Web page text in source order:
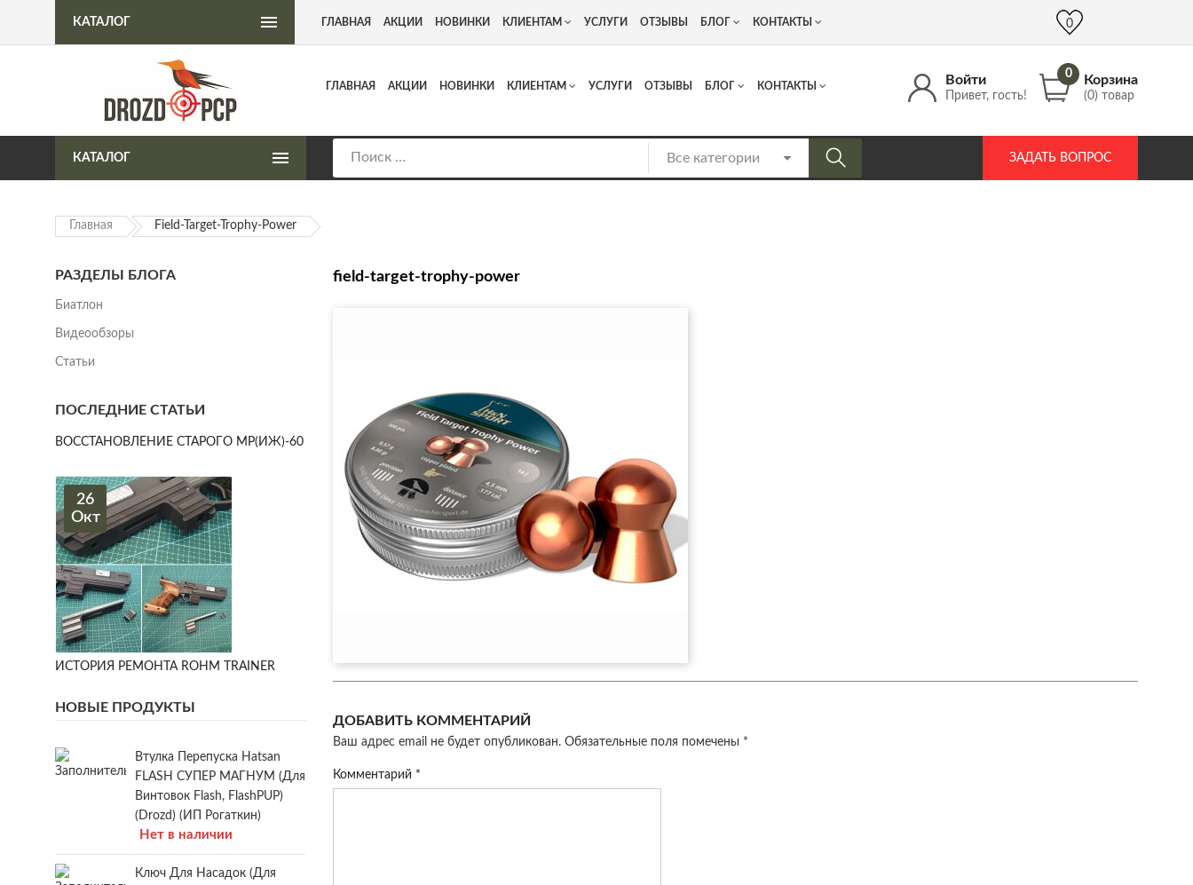
Интернет-магазин пневматического оружия Адрес: г. Москва, Люберцы, Котельнический проезд 13 +7 (917) 537 17 16 info@DrozdPcp.ru
Войти
Привет, гость!
0 Корзина
(0) товар
ГЛАВНАЯ АКЦИИ НОВИНКИ КЛИЕНТАМ УСЛУГИ ОТЗЫВЫ БЛОГ КОНТАКТЫ
КАТАЛОГ ЗАДАТЬ ВОПРОС
КАТАЛОГ ГЛАВНАЯ АКЦИИ НОВИНКИ КЛИЕНТАМ УСЛУГИ ОТЗЫВЫ БЛОГ КОНТАКТЫ 0
Главная Field-Target-Trophy-Power
field-target-trophy-power
ДОБАВИТЬ КОММЕНТАРИЙ
Ваш адрес email не будет опубликован. Обязательные поля помечены *
Комментарий *
РАЗДЕЛЫ БЛОГА
Биатлон
Видеообзоры
Статьи
ПОСЛЕДНИЕ СТАТЬИ
ВОССТАНОВЛЕНИЕ СТАРОГО МР(ИЖ)-60
26
Окт
ИСТОРИЯ РЕМОНТА ROHM TRAINER
НОВЫЕ ПРОДУКТЫ
Втулка Перепуска Hatsan
FLASH СУПЕР МАГНУМ (для
Винтовок Flash, FlashPUP)
(Drozd) (ИП Рогаткин)
Нет в наличии
Ключ Для Насадок (для